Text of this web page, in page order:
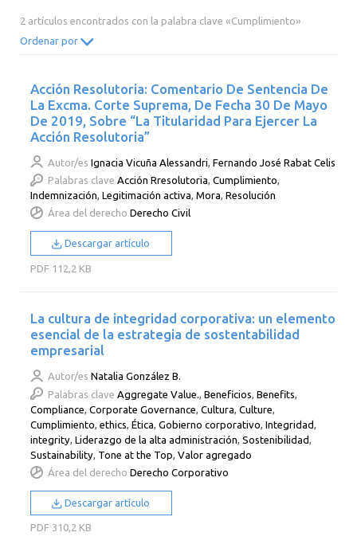
2002 2001 2000
2 artículos encontrados con la palabra clave «Cumplimiento»
Ordenar por
Acción Resolutoria: Comentario De Sentencia De
La Excma. Corte Suprema, De Fecha 30 De Mayo
De 2019, Sobre “La Titularidad Para Ejercer La
Acción Resolutoria”
Autor/es Ignacia Vicuña Alessandri ,Fernando José Rabat Celis
Palabras clave Acción Rresolutoria,Cumplimiento,
Indemnización,Legitimación activa,Mora,Resolución
Área del derecho Derecho Civil
Descargar artículo
PDF 112,2 KB
La cultura de integridad corporativa: un elemento
esencial de la estrategia de sostentabilidad
empresarial
Autor/es Natalia González B.
Palabras clave Aggregate Value. ,Beneficios ,Benefits
Compliance ,Corporate Governance ,Cultura ,Culture
Cumplimiento ,ethics ,Ética ,Gobierno corporativo ,Integridad
integrity ,Liderazgo de la alta administración ,Sostenibilidad
Sustainability Tone at the Top ,Valor agregado
Área del derecho Derecho Corporativo
Descargar artículo
PDF 310,2 KB